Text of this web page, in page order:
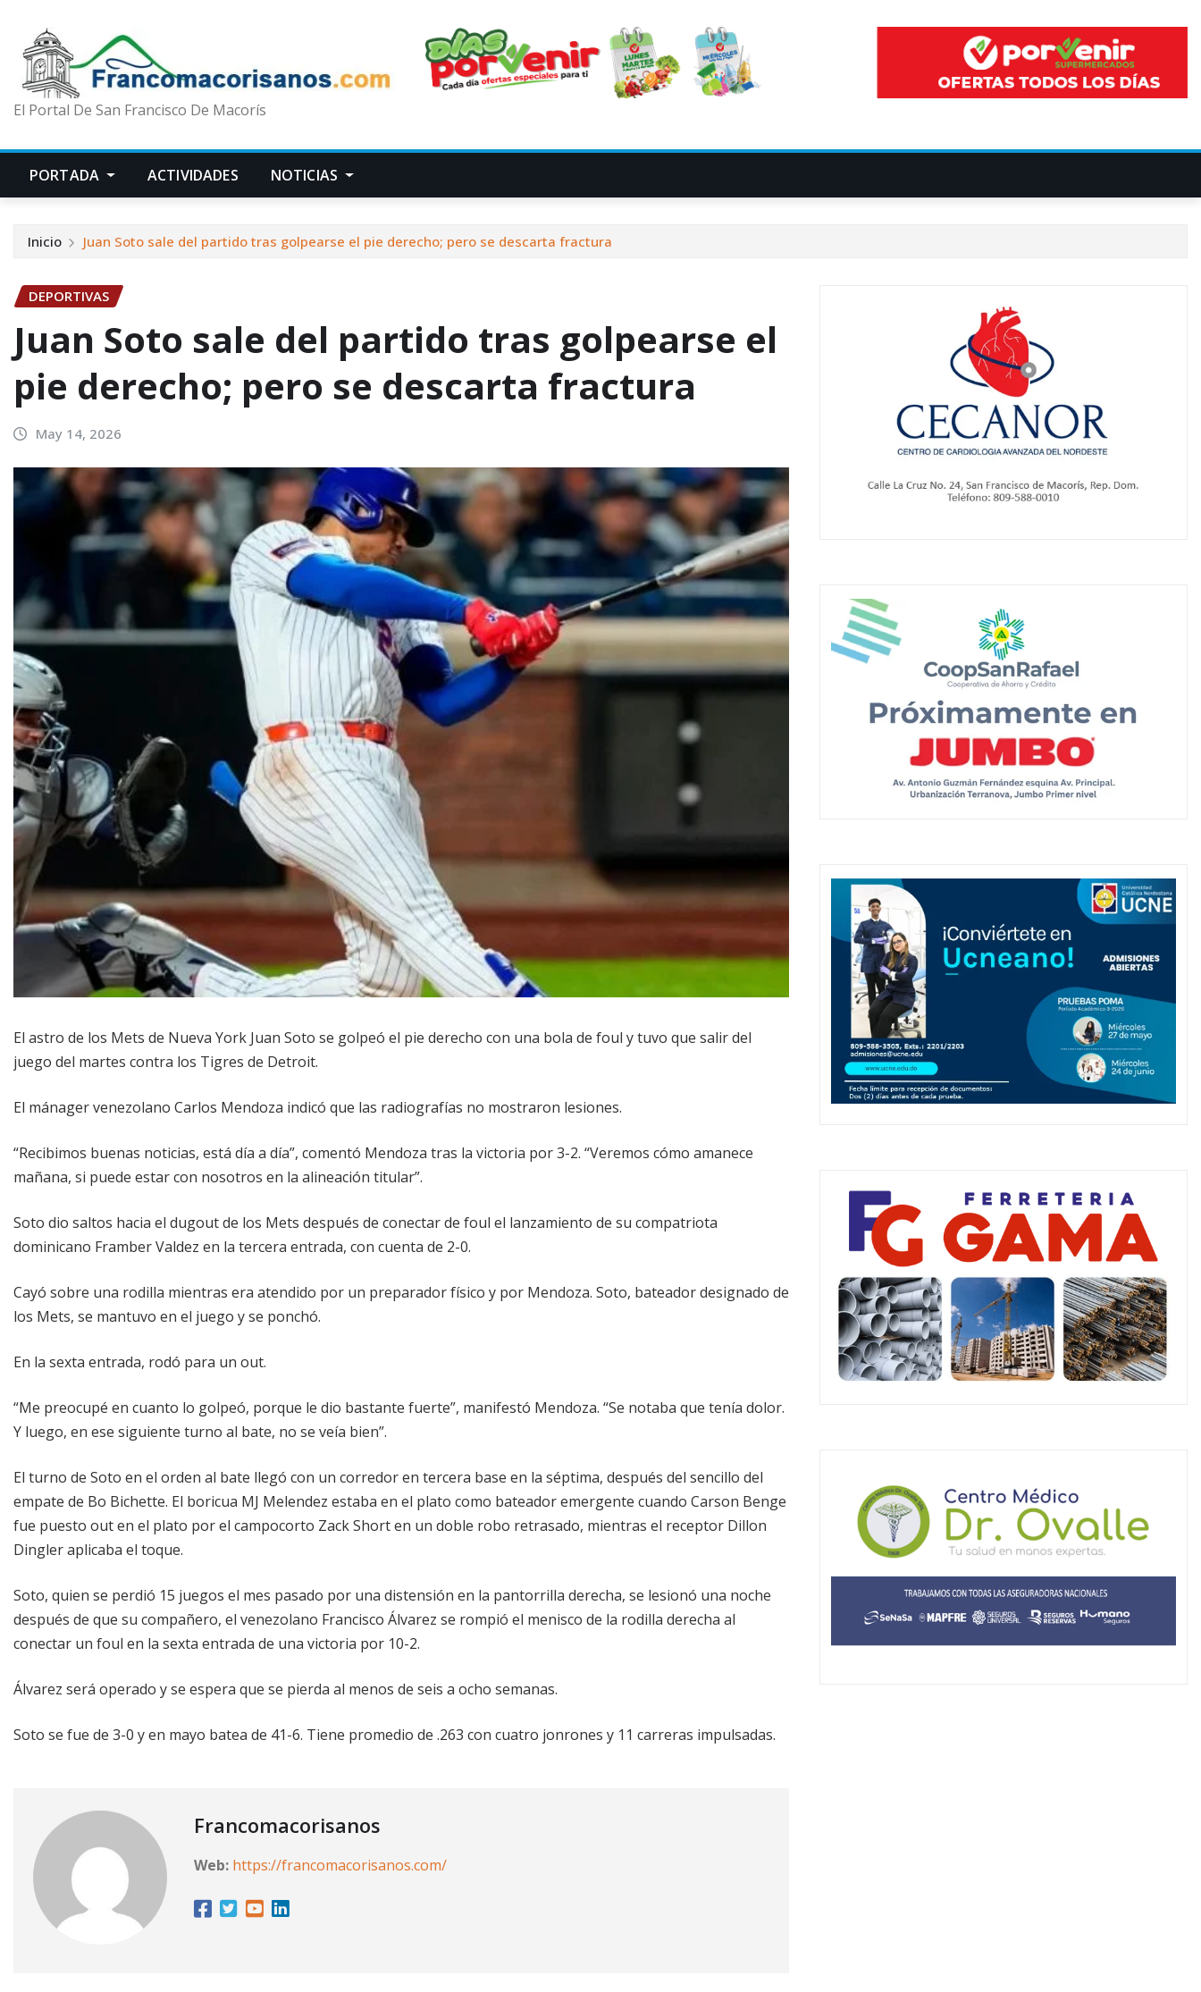
El Portal De San Francisco De Macorís
PORTADA ACTIVIDADES NOTICIAS
Inicio Juan Soto sale del partido tras golpearse el pie derecho; pero se descarta fractura
DEPORTIVAS
Juan Soto sale del partido tras golpearse el
pie derecho; pero se descarta fractura
May 14, 2026
El astro de los Mets de Nueva York Juan Soto se golpeó el pie derecho con una bola de foul y tuvo que salir del
juego del martes contra los Tigres de Detroit.
El mánager venezolano Carlos Mendoza indicó que las radiografías no mostraron lesiones.
“Recibimos buenas noticias, está día a día”, comentó Mendoza tras la victoria por 3-2. “Veremos cómo amanece
mañana, si puede estar con nosotros en la alineación titular”.
Soto dio saltos hacia el dugout de los Mets después de conectar de foul el lanzamiento de su compatriota
dominicano Framber Valdez en la tercera entrada, con cuenta de 2-0.
Cayó sobre una rodilla mientras era atendido por un preparador físico y por Mendoza. Soto, bateador designado de
los Mets, se mantuvo en el juego y se ponchó.
En la sexta entrada, rodó para un out.
“Me preocupé en cuanto lo golpeó, porque le dio bastante fuerte”, manifestó Mendoza. “Se notaba que tenía dolor.
Y luego, en ese siguiente turno al bate, no se veía bien”.
El turno de Soto en el orden al bate llegó con un corredor en tercera base en la séptima, después del sencillo del
empate de Bo Bichette. El boricua MJ Melendez estaba en el plato como bateador emergente cuando Carson Benge
fue puesto out en el plato por el campocorto Zack Short en un doble robo retrasado, mientras el receptor Dillon
Dingler aplicaba el toque.
Soto, quien se perdió 15 juegos el mes pasado por una distensión en la pantorrilla derecha, se lesionó una noche
después de que su compañero, el venezolano Francisco Álvarez se rompió el menisco de la rodilla derecha al
conectar un foul en la sexta entrada de una victoria por 10-2.
Álvarez será operado y se espera que se pierda al menos de seis a ocho semanas.
Soto se fue de 3-0 y en mayo batea de 41-6. Tiene promedio de .263 con cuatro jonrones y 11 carreras impulsadas.
Francomacorisanos
Web: https://francomacorisanos.com/